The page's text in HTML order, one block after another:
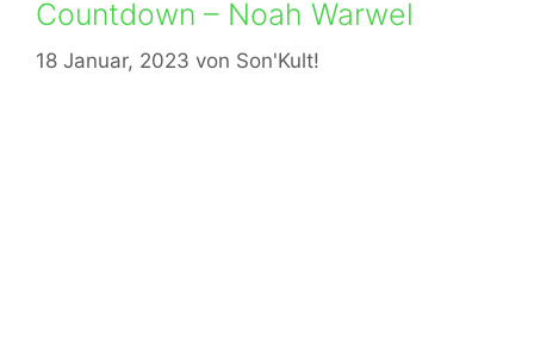
Countdown – Noah Warwel
18 Januar, 2023 von Son'Kult!